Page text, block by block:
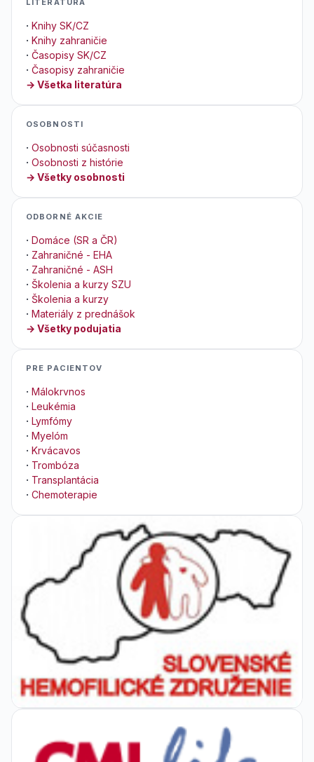
· Knihy SK/CZ
· Knihy zahraničie
· Časopisy SK/CZ
· Časopisy zahraničie
→ Všetka literatúra
OSOBNOSTI
· Osobnosti súčasnosti
· Osobnosti z histórie
→ Všetky osobnosti
ODBORNÉ AKCIE
· Domáce (SR a ČR)
· Zahraničné - EHA
· Zahraničné - ASH
· Školenia a kurzy SZU
· Školenia a kurzy
· Materiály z prednášok
→ Všetky podujatia
PRE PACIENTOV
· Málokrvnos
· Leukémia
· Lymfómy
· Myelóm
· Krvácavos
· Trombóza
· Transplantácia
· Chemoterapie